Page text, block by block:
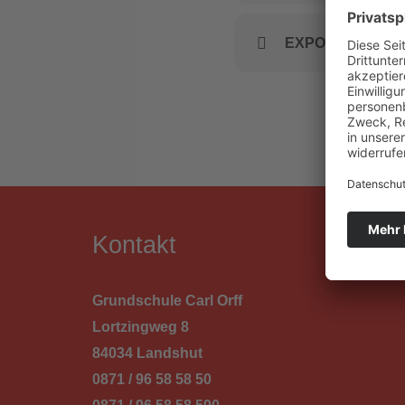
EXPORT F.
Kontakt
Grundschule Carl Orff
Lortzingweg 8
84034 Landshut
0871 / 96 58 58 50